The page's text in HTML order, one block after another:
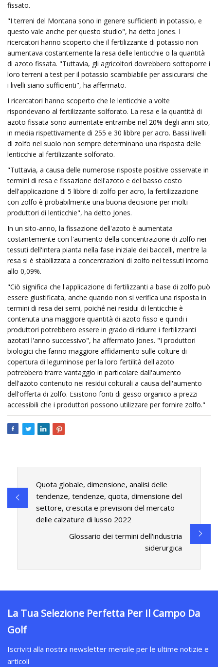
fissato.
"I terreni del Montana sono in genere sufficienti in potassio, e
questo vale anche per questo studio", ha detto Jones. I
ricercatori hanno scoperto che il fertilizzante di potassio non
aumentava costantemente la resa delle lenticchie o la quantità
di azoto fissata. "Tuttavia, gli agricoltori dovrebbero sottoporre i
loro terreni a test per il potassio scambiabile per assicurarsi che
i livelli siano sufficienti", ha affermato.
I ricercatori hanno scoperto che le lenticchie a volte
rispondevano al fertilizzante solforato. La resa e la quantità di
azoto fissata sono aumentate entrambe nel 20% degli anni-sito,
in media rispettivamente di 255 e 30 libbre per acro. Bassi livelli
di zolfo nel suolo non sempre determinano una risposta delle
lenticchie al fertilizzante solforato.
"Tuttavia, a causa delle numerose risposte positive osservate in
termini di resa e fissazione dell'azoto e del basso costo
dell'applicazione di 5 libbre di zolfo per acro, la fertilizzazione
con zolfo è probabilmente una buona decisione per molti
produttori di lenticchie", ha detto Jones.
In un sito-anno, la fissazione dell'azoto è aumentata
costantemente con l'aumento della concentrazione di zolfo nei
tessuti dell'intera pianta nella fase iniziale dei baccelli, mentre la
resa si è stabilizzata a concentrazioni di zolfo nei tessuti intorno
allo 0,09%.
"Ciò significa che l'applicazione di fertilizzanti a base di zolfo può
essere giustificata, anche quando non si verifica una risposta in
termini di resa dei semi, poiché nei residui di lenticchie è
contenuta una maggiore quantità di azoto fisso e quindi i
produttori potrebbero essere in grado di ridurre i fertilizzanti
azotati l'anno successivo", ha affermato Jones. "I produttori
biologici che fanno maggiore affidamento sulle colture di
copertura di leguminose per la loro fertilità dell'azoto
potrebbero trarre vantaggio in particolare dall'aumento
dell'azoto contenuto nei residui colturali a causa dell'aumento
dell'offerta di zolfo. Esistono fonti di gesso organico a prezzi
accessibili che i produttori possono utilizzare per fornire zolfo."
Quota globale, dimensione, analisi delle
tendenze, tendenze, quota, dimensione del
settore, crescita e previsioni del mercato
delle calzature di lusso 2022
Glossario dei termini dell'industria
siderurgica
La Tua Selezione Perfetta Per Il Campo Da
Golf
Iscriviti alla nostra newsletter mensile per le ultime notizie e
articoli